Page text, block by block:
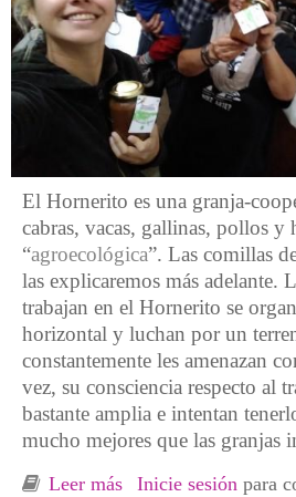
El Hornerito es una granja-
cabras, vacas, gallinas, pollos y
“agroecológica”. Las comillas
las explicaremos más adelante.
trabajan en el Hornerito se
horizontal y luchan por un
constantemente les amenazan
vez, su consciencia respecto al
bastante amplia e intentan
mucho mejores que las granjas
Leer más sobre El Hornerito:
Inicie sesión para